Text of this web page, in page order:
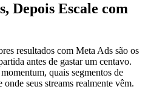
Depois Escale com
resultados com Meta Ads são os
antes de gastar um centavo.
quais segmentos de
seus streams realmente vêm.